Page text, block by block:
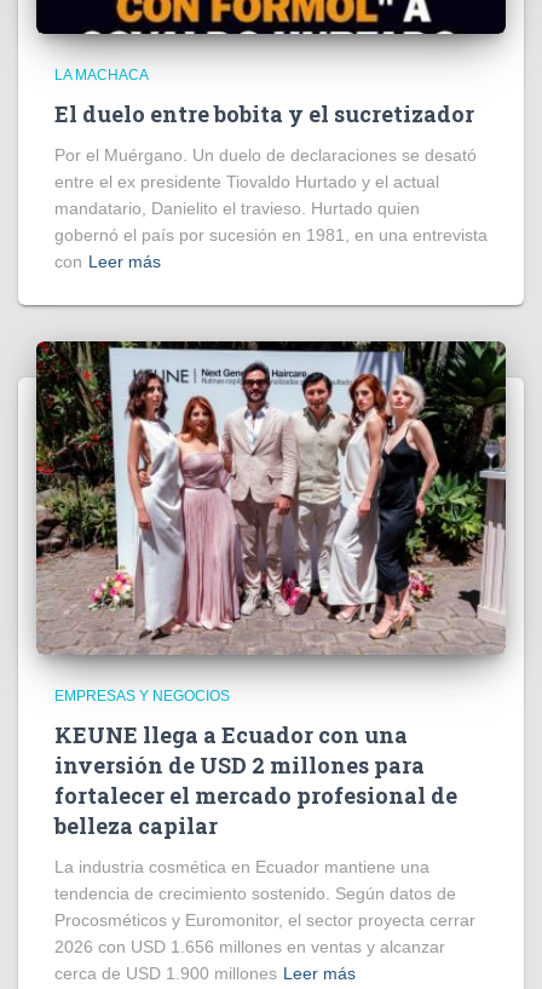
LA MACHACA
El duelo entre bobita y el sucretizador
Por el Muérgano. Un duelo de declaraciones se desató
entre el ex presidente Tiovaldo Hurtado y el actual
mandatario, Danielito el travieso. Hurtado quien
gobernó el país por sucesión en 1981, en una entrevista
con Leer más
EMPRESAS Y NEGOCIOS
KEUNE llega a Ecuador con una
inversión de USD 2 millones para
fortalecer el mercado profesional de
belleza capilar
La industria cosmética en Ecuador mantiene una
tendencia de crecimiento sostenido. Según datos de
Procosméticos y Euromonitor, el sector proyecta cerrar
2026 con USD 1.656 millones en ventas y alcanzar
cerca de USD 1.900 millones Leer más